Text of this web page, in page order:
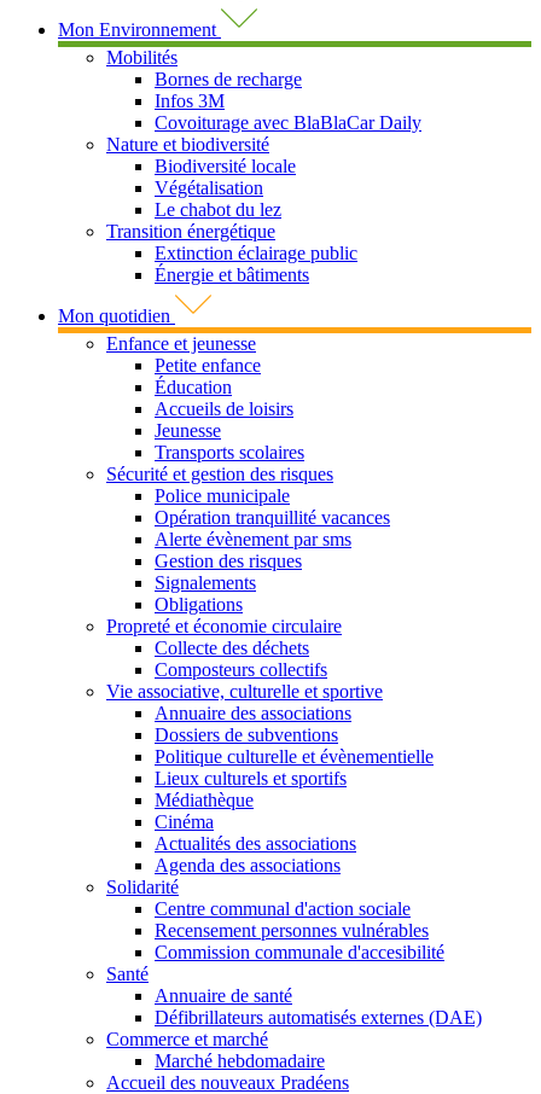
Mon Environnement
Mobilités
Bornes de recharge
Infos 3M
Covoiturage avec BlaBlaCar Daily
Nature et biodiversité
Biodiversité locale
Végétalisation
Le chabot du lez
Transition énergétique
Extinction éclairage public
Énergie et bâtiments
Mon quotidien
Enfance et jeunesse
Petite enfance
Éducation
Accueils de loisirs
Jeunesse
Transports scolaires
Sécurité et gestion des risques
Police municipale
Opération tranquillité vacances
Alerte évènement par sms
Gestion des risques
Signalements
Obligations
Propreté et économie circulaire
Collecte des déchets
Composteurs collectifs
Vie associative, culturelle et sportive
Annuaire des associations
Dossiers de subventions
Politique culturelle et évènementielle
Lieux culturels et sportifs
Médiathèque
Cinéma
Actualités des associations
Agenda des associations
Solidarité
Centre communal d'action sociale
Recensement personnes vulnérables
Commission communale d'accesibilité
Santé
Annuaire de santé
Défibrillateurs automatisés externes (DAE)
Commerce et marché
Marché hebdomadaire
Accueil des nouveaux Pradéens